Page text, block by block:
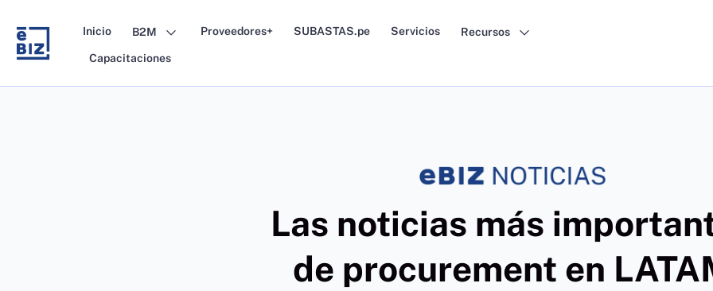
content
Inicio B2M Proveedores+ SUBASTAS.pe Servicios Recursos
Capacitaciones
Las noticias más
de procurement en